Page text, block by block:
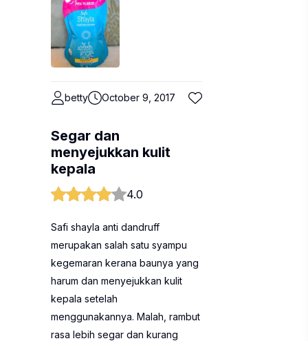
betty October 9, 2017
Segar dan
menyejukkan kulit
kepala
4.0
Safi shayla anti dandruff
merupakan salah satu syampu
kegemaran kerana baunya yang
harum dan menyejukkan kulit
kepala setelah
menggunakannya. Malah, rambut
rasa lebih segar dan kurang